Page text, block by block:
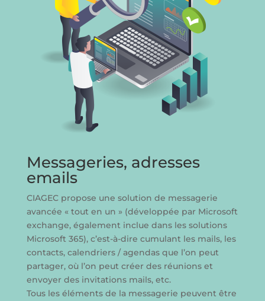
Messageries, adresses
emails
CIAGEC propose une solution de messagerie
avancée « tout en un » (développée par Microsoft
exchange, également inclue dans les solutions
Microsoft 365), c’est-à-dire cumulant les mails, les
contacts, calendriers / agendas que l’on peut
partager, où l’on peut créer des réunions et
envoyer des invitations mails, etc.
Tous les éléments de la messagerie peuvent être